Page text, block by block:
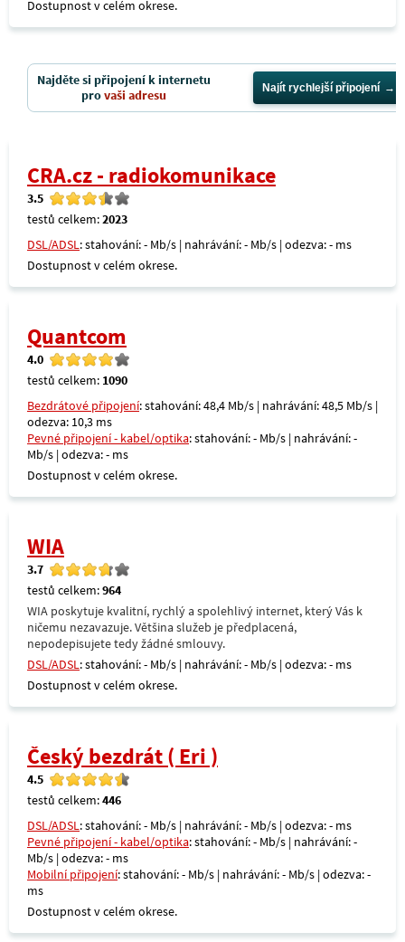
Dostupnost v celém okrese.
Najděte si připojení k internetu
provaši adresu Najít rychlejší připojení
CRA.cz - radiokomunikace
3.5
testů celkem:2023
DSL/ADSL: stahování: - Mb/s | nahrávání: - Mb/s | odezva: - ms
Dostupnost v celém okrese.
Quantcom
4.0
testů celkem: 1090
Bezdrátové připojení: stahování: 48,4 Mb/s | nahrávání: 48,5 Mb/s |
odezva: 10,3 ms
Pevné připojení - kabel/optika: stahování: - Mb/s | nahrávání: -
Mb/s | odezva: - ms
Dostupnost v celém okrese.
WIA
3.7
testů celkem:964
WIA poskytuje kvalitní, rychlý a spolehlivý internet, který Vás k
ničemu nezavazuje. Většina služeb je předplacená,
nepodepisujete tedy žádné smlouvy.
DSL/ADSL: stahování: - Mb/s | nahrávání: - Mb/s | odezva: - ms
Dostupnost v celém okrese.
Český bezdrát ( Eri )
4.5
testů celkem:446
DSL/ADSL: stahování: - Mb/s | nahrávání: - Mb/s | odezva: - ms
Pevné připojení - kabel/optika: stahování: - Mb/s | nahrávání: -
Mb/s | odezva: - ms
Mobilní připojení: stahování: - Mb/s | nahrávání: - Mb/s | odezva: -
ms
Dostupnost v celém okrese.